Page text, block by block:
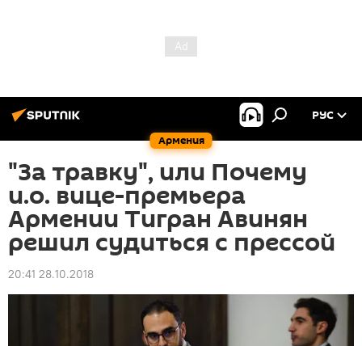
Армения
РУС
"За травку", или Почему
и.о. вице-премьера
Армении Тигран Авинян
решил судиться с прессой
20:41 28.10.2018